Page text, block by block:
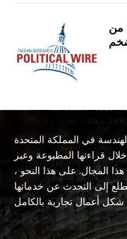
من
في المملكة المتحدة
قراءتها المطبوعة وعبر
المجال. على هذا النحو ،
إلى التحدث عن خدماتها